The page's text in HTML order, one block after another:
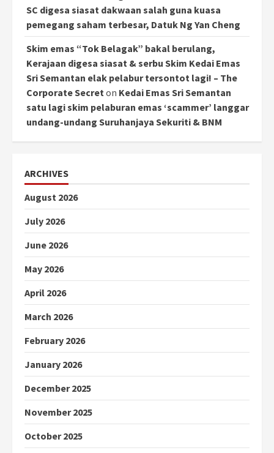
SC digesa siasat dakwaan salah guna kuasa
pemegang saham terbesar, Datuk Ng Yan Cheng
Skim emas “Tok Belagak” bakal berulang,
Kerajaan digesa siasat & serbu Skim Kedai Emas
Sri Semantan elak pelabur tersontot lagi! – The
Corporate Secreton Kedai Emas Sri Semantan
satu lagi skim pelaburan emas ‘scammer’ langgar
undang-undang Suruhanjaya Sekuriti & BNM
ARCHIVES
August 2026
July 2026
June 2026
May 2026
April 2026
March 2026
February 2026
January 2026
December 2025
November 2025
October 2025